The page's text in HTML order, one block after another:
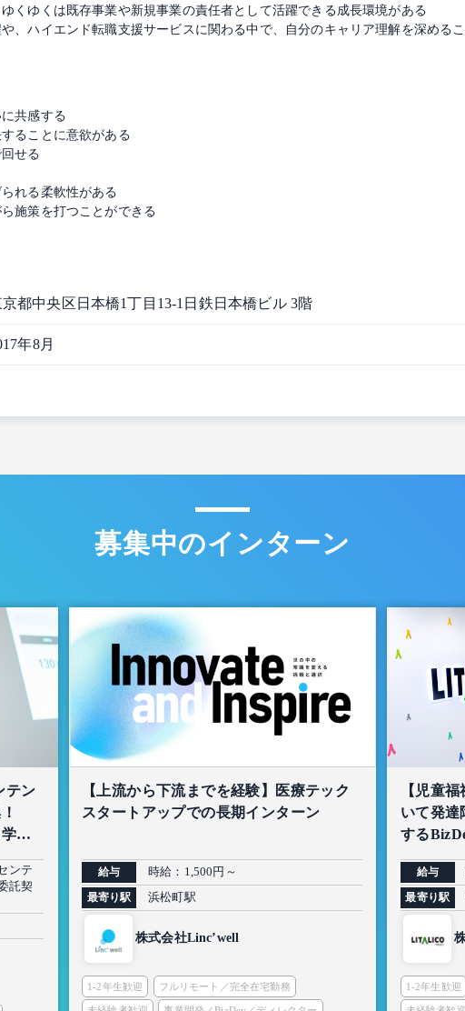
くゆくは既存事業や新規事業の責任者として活躍できる成長環境がある
、ハイエンド転職支援サービスに関わる中で、自分のキャリア理解を深める
共感する
ることに意欲がある
せる
れる柔軟性がある
施策を打つことができる
京都中央区⽇本橋1丁⽬13-1⽇鉄⽇本橋ビル 3階
年8月
募集中のインターン
テン
生
ンテ
託契
【上流から下流までを経験】医療テック
スタートアップでの長期インターン
給与 時給：1,500円～
最寄り駅 浜松町駅
株式会社Linc’well
1-2年生歓迎 フルリモート／完全在宅勤務
【児童
いて発達
する
給与
最寄り駅
1-2年生歓迎